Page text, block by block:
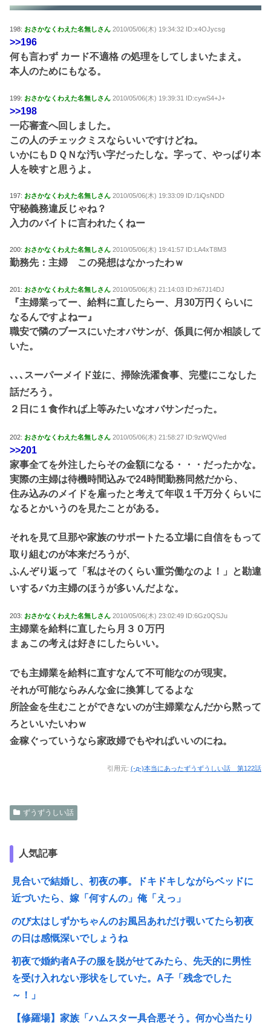
198: おさかなくわえた名無しさん 2010/05/06(木) 19:34:32 ID:x4OJycsg
>>196
何も言わず カード不適格 の処理をしてしまいたまえ。
本人のためにもなる。
199: おさかなくわえた名無しさん 2010/05/06(木) 19:39:31 ID:cywS4+J+
>>198
一応審査へ回しました。
この人のチェックミスならいいですけどね。
いかにもＤＱＮな汚い字だったしな。字って、やっぱり本
人を映すと思うよ。
197: おさかなくわえた名無しさん 2010/05/06(木) 19:33:09 ID:/1iQsNDD
守秘義務違反じゃね？
入力のバイトに言われたくねー
200: おさかなくわえた名無しさん 2010/05/06(木) 19:41:57 ID:LA4xT8M3
勤務先：主婦 この発想はなかったわｗ
201: おさかなくわえた名無しさん 2010/05/06(木) 21:14:03 ID:h67J14DJ
『主婦業ってー、給料に直したらー、月30万円くらいに
なるんですよねー』
職安で隣のブースにいたオバサンが、係員に何か相談して
いた。
､､､スーパーメイド並に、掃除洗濯食事、完璧にこなした
話だろう。
２日に１食作れば上等みたいなオバサンだった。
202: おさかなくわえた名無しさん 2010/05/06(木) 21:58:27 ID:9zWQV/ed
>>201
家事全てを外注したらその金額になる・・・だったかな。
実際の主婦は待機時間込みで24時間勤務同然だから、
住み込みのメイドを雇ったと考えて年収１千万分くらいに
なるとかいうのを見たことがある。
それを見て旦那や家族のサポートたる立場に自信をもって
取り組むのが本来だろうが、
ふんぞり返って「私はそのくらい重労働なのよ！」と勘違
いするバカ主婦のほうが多いんだよな。
203: おさかなくわえた名無しさん 2010/05/06(木) 23:02:49 ID:6Gz0QSJu
主婦業を給料に直したら月３０万円
まぁこの考えは好きにしたらいい。
でも主婦業を給料に直すなんて不可能なのが現実。
それが可能ならみんな金に換算してるよな
所詮金を生むことができないのが主婦業なんだから黙って
ろといいたいわｗ
金稼ぐっていうなら家政婦でもやればいいのにね。
引用元: (-д-)本当にあったずうずうしい話 第122話
ずうずうしい話
人気記事
見合いで結婚し、初夜の事。ドキドキしながらベッドに
近づいたら、嫁「何すんの」俺「えっ」
のび太はしずかちゃんのお風呂あれだけ覗いてたら初夜
の日は感慨深いでしょうね
初夜で婚約者A子の服を脱がせてみたら、先天的に男性
を受け入れない形状をしていた。A子「残念でした
～！」
【修羅場】家族「ハムスター具合悪そう。何か心当たり